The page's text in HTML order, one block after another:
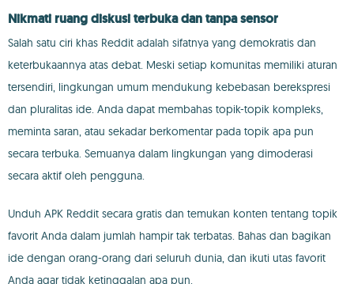
Nikmati ruang diskusi terbuka dan tanpa sensor
Salah satu ciri khas Reddit adalah sifatnya yang demokratis dan
keterbukaannya atas debat. Meski setiap komunitas memiliki aturan
tersendiri, lingkungan umum mendukung kebebasan berekspresi
dan pluralitas ide. Anda dapat membahas topik-topik kompleks,
meminta saran, atau sekadar berkomentar pada topik apa pun
secara terbuka. Semuanya dalam lingkungan yang dimoderasi
secara aktif oleh pengguna.
Unduh APK Reddit secara gratis dan temukan konten tentang topik
favorit Anda dalam jumlah hampir tak terbatas. Bahas dan bagikan
ide dengan orang-orang dari seluruh dunia, dan ikuti utas favorit
Anda agar tidak ketinggalan apa pun.